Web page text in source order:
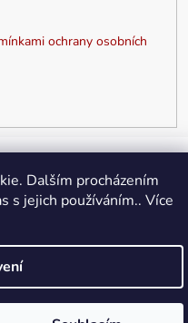
Dalším procházením
s jejich používáním.. Více
ochrany osobních